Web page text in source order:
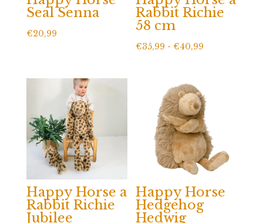
Seal Senna
€20,99
Rabbit Richie
58 cm
€35,99 - €40,99
Happy Horse a
Rabbit Richie
Jubilee
Happy Horse
Hedgehog
Hedwig